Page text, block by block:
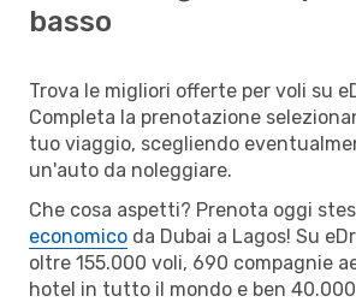
basso
Trova le migliori offerte per voli su
Completa la prenotazione
tuo viaggio, scegliendo
un'auto da noleggiare.
Che cosa aspetti? Prenota oggi
economico da Dubai a Lagos! Su
oltre 155.000 voli, 690 compagnie
hotel in tutto il mondo e ben